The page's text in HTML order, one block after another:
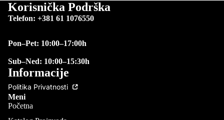
Korisnička Podrška
Telefon: +381 61 1076550
Pon–Pet: 10:00–17:00h
Sub–Ned: 10:00–15:30h
Informacije
Politika Privatnosti
Meni
Početna